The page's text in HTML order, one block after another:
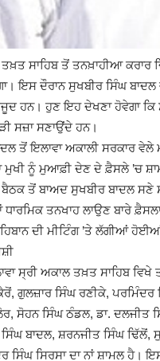
ਸਾਹਿਬ ਤੋਂ ਤਨਖ਼ਾਹੀਆ ਕਰਾਰ
ਇਸ ਦੌਰਾਨ ਸੁਖਬੀਰ ਸਿੰਘ
ਹਨ। ਹੁਣ ਇਹ ਦੇਖਣਾ ਹੋਵੇਗਾ ਕਿ
ਸਜ਼ਾ ਸਣਾਉਂਦੇ ਹਨ।
ਤੋਂ ਇਲਾਵਾ ਅਕਾਲੀ ਸਰਕਾਰ
ਮੁਖੀ ਨੂੰ ਮੁਆਫ਼ੀ ਦੇਣ ਦੇ ਫ਼ੈਸਲੇ ’ਚ
ਬੈਠਕ ਤੋਂ ਬਾਅਦ ਸੁਖਬੀਰ ਬਾਦਲ
ਤਨਖਾਹ ਲਾਉਣ ਬਾਰੇ
ਦੀ ਮੀਟਿੰਗ ’ਤੇ ਲੱਗੀਆਂ
ਸ੍ਰੀ ਅਕਾਲ ਤਖ਼ਤ ਸਾਹਿਬ ਵਿਖੇ
ਗੁਲਜ਼ਾਰ ਸਿੰਘ ਰਣੀਕੇ, ਪਰਮਿੰਦਰ
ਸੋਹਨ ਸਿੰਘ ਠੰਡਲ, ਡਾ. ਦਲਜੀਤ
ਬਾਦਲ, ਸ਼ਰਨਜੀਤ ਸਿੰਘ ਢਿੱਲੋਂ,
ਸਿੰਘ ਸਿਰਸਾ ਦਾ ਨਾਂ ਸ਼ਾਮਲ ਹੈ।